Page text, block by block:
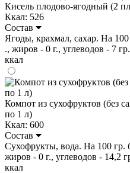
Кисель плодово-ягодный (2
Ккал: 526
Состав
Ягоды, крахмал, сахар. На
., жиров - 0 г., углеводов - 7
ккал
Компот из сухофруктов (без
по 1 л)
Ккал: 600
Состав
Сухофрукты, вода. На 100 гр.
жиров - 0 г., углеводов - 14,2
ккал